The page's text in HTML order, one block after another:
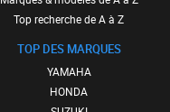
Top recherche de A à Z
TOP DES MARQUES
YAMAHA
HONDA